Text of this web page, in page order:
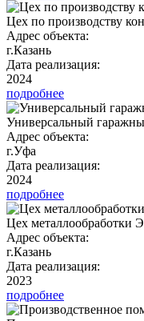
Цех по производству
Адрес объекта:
г.Казань
Дата реализация:
2024
подробнее
Универсальный
Адрес объекта:
г.Уфа
Дата реализация:
2024
подробнее
Цех металлообработки
Адрес объекта:
г.Казань
Дата реализация:
2023
подробнее